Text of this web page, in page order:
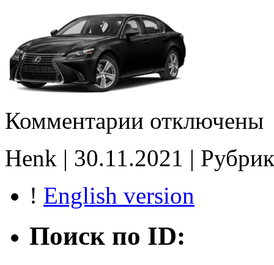
Комментарии записи
Stage1
E2
noCHK
отключены
Henk | 30.11.2021 |
! English version
Поиск по ID: